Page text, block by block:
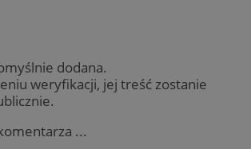
dodana.
weryfikacji, jej treść zostanie
...